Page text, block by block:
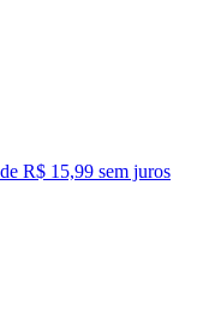
R$ 15,99 sem juros